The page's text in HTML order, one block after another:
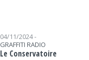
04/11/2024 -
GRAFFITI RADIO
Le Conservatoire